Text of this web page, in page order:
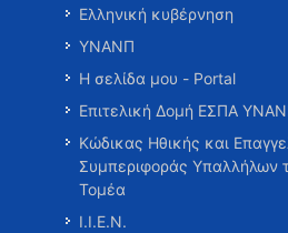
Ελληνική κυβέρνηση
ΥΝΑΝΠ
Η σελίδα μου - Portal
Επιτελική Δομή ΕΣΠΑ
Κώδικας Ηθικής και
Συμπεριφοράς Υπαλλήλων
Τομέα
Ι.Ι.Ε.Ν.